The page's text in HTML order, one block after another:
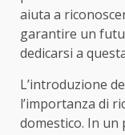
aiuta a
garantire un
dedicarsi a
L’introduzione
l’importanza di
domestico. In un